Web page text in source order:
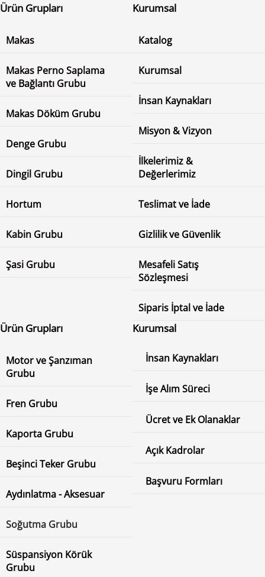
Ürün Grupları
Makas
Makas Perno Saplama
ve Bağlantı Grubu
Makas Döküm Grubu
Denge Grubu
Dingil Grubu
Hortum
Kabin Grubu
Şasi Grubu
Kurumsal
Katalog
Kurumsal
İnsan Kaynakları
Misyon & Vizyon
İlkelerimiz &
Değerlerimiz
Teslimat ve İade
Gizlilik ve Güvenlik
Mesafeli Satış
Sözleşmesi
Siparis İptal ve İade
Ürün Grupları
Motor ve Şanzıman
Grubu
Fren Grubu
Kaporta Grubu
Beşinci Teker Grubu
Aydınlatma - Aksesuar
Soğutma Grubu
Süspansiyon Körük
Grubu
Kurumsal
İnsan Kaynakları
İşe Alım Süreci
Ücret ve Ek Olanaklar
Açık Kadrolar
Başvuru Formları